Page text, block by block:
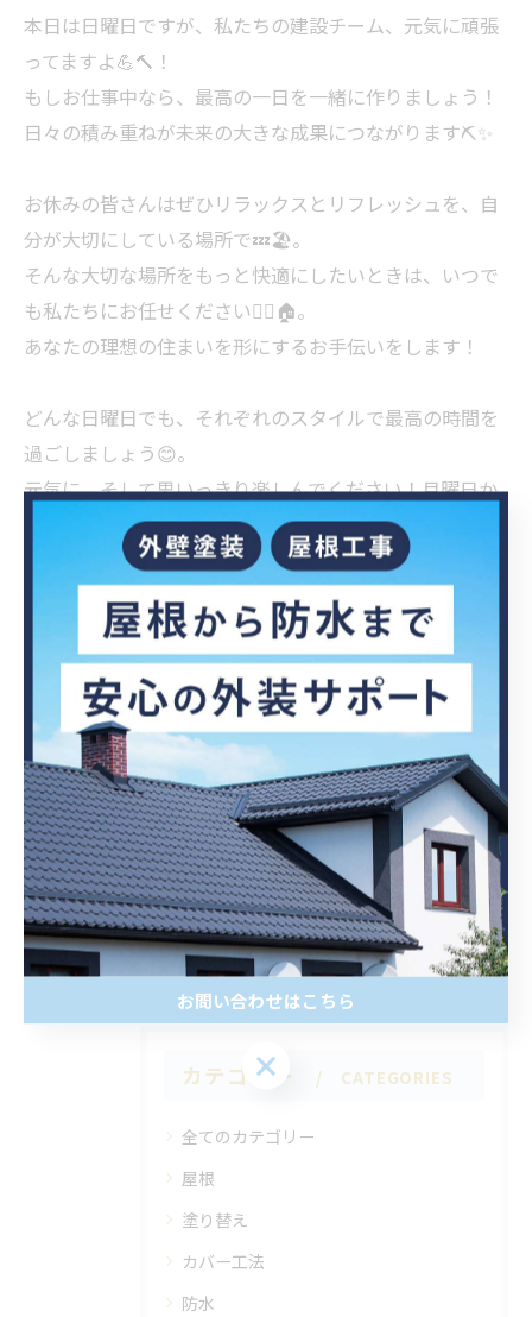
本日は日曜日ですが、私たちの建設チーム、元気に頑張
ってますよ💪🔨！
もしお仕事中なら、最高の一日を一緒に作りましょう！
日々の積み重ねが未来の大きな成果につながります⛏️✨
お休みの皆さんはぜひリラックスとリフレッシュを、自
分が大切にしている場所で💤🏖️。
そんな大切な場所をもっと快適にしたいときは、いつで
も私たちにお任せください👷‍♂️🏠。
あなたの理想の住まいを形にするお手伝いをします！
どんな日曜日でも、それぞれのスタイルで最高の時間を
過ごしましょう😊。
元気に、そして思いっきり楽しんでください！月曜日か
らも新しいプロジェクトに向けて、また頑張りましょう
#リラックスタイム
#コーヒーブレイク
#週末
#家族の時間
< 前のページ 一覧に戻る 次のページ >
カテゴリー CATEGORIES
全てのカテゴリー
屋根
塗り替え
カバー工法
防水
お問い合わせはこちら